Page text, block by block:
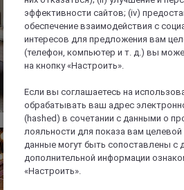
эффективности сайтов; (iv)
обеспечение взаимодействия с
интересов для предложения вам
(телефон, компьютер и т. д.) вы
на кнопку «Настроить».
Если вы соглашаетесь на
обрабатывать ваш адрес
(hashed) в сочетании с данными о
лояльности для показа вам
данные могут быть сопоставлены с
дополнительной информации
«Настроить».